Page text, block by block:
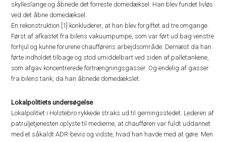
skylleslange og åbnede det forreste domedæksel. Han blev fundet livløs
ved det åbne domedæksel.
En rekonstruktion [1] konkluderer, at han blev forgiftet ad tre omgange.
Først af afkastet fra bilens vakuumpumpe, som var ført ud bag venstre
forhjul og kunne forurene chaufførens arbejdsområde. Dernæst da han
førte indholdet tilbage og stod umiddelbart ved siden af palletankene,
som afgav koncentrerede fortrængningsgasser. Og endelig af gasser
fra bilens tank, da han åbnede domedækslet.
Lokalpolitiets undersøgelse
Lokalpolitiet i Holstebro rykkede straks ud til gerningsstedet. Lederen af
patruljetjenesten oplyste til medierne, at chaufføren var fuldt uddannet
med et såkaldt ADR-bevis og vidste, hvad han havde med at gøre. Men